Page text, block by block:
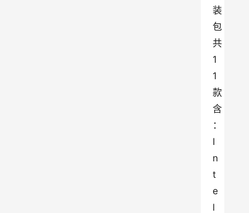
装
包
共
1
1
款
含
：
I
n
t
e
l